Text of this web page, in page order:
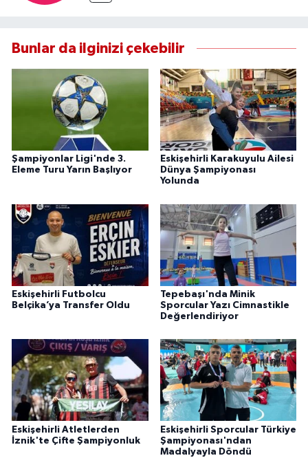
Bunlar da ilginizi çekebilir
Şampiyonlar Ligi'nde 3.
Eleme Turu Yarın Başlıyor
Eskişehirli Karakuyulu Ailesi
Dünya Şampiyonası
Yolunda
Eskişehirli Futbolcu
Belçika’ya Transfer Oldu
Tepebaşı'nda Minik
Sporcular Yazı Cimnastikle
Değerlendiriyor
Eskişehirli Atletlerden
İznik'te Çifte Şampiyonluk
Eskişehirli Sporcular Türkiye
Şampiyonası'ndan
Madalyayla Döndü